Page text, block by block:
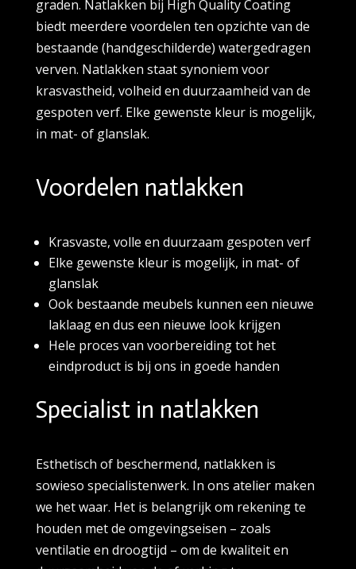
graden. Natlakken bij High Quality Coating
biedt meerdere voordelen ten opzichte van de
bestaande (handgeschilderde) watergedragen
verven. Natlakken staat synoniem voor
krasvastheid, volheid en duurzaamheid van de
gespoten verf. Elke gewenste kleur is mogelijk,
in mat- of glanslak.
Voordelen natlakken
Krasvaste, volle en duurzaam gespoten verf
Elke gewenste kleur is mogelijk, in mat- of
glanslak
Ook bestaande meubels kunnen een nieuwe
laklaag en dus een nieuwe look krijgen
Hele proces van voorbereiding tot het
eindproduct is bij ons in goede handen
Specialist in natlakken
Esthetisch of beschermend, natlakken is
sowieso specialistenwerk. In ons atelier maken
we het waar. Het is belangrijk om rekening te
houden met de omgevingseisen – zoals
ventilatie en droogtijd – om de kwaliteit en